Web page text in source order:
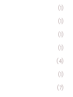
(1)
(1)
(1)
(1)
(4)
(1)
(7)